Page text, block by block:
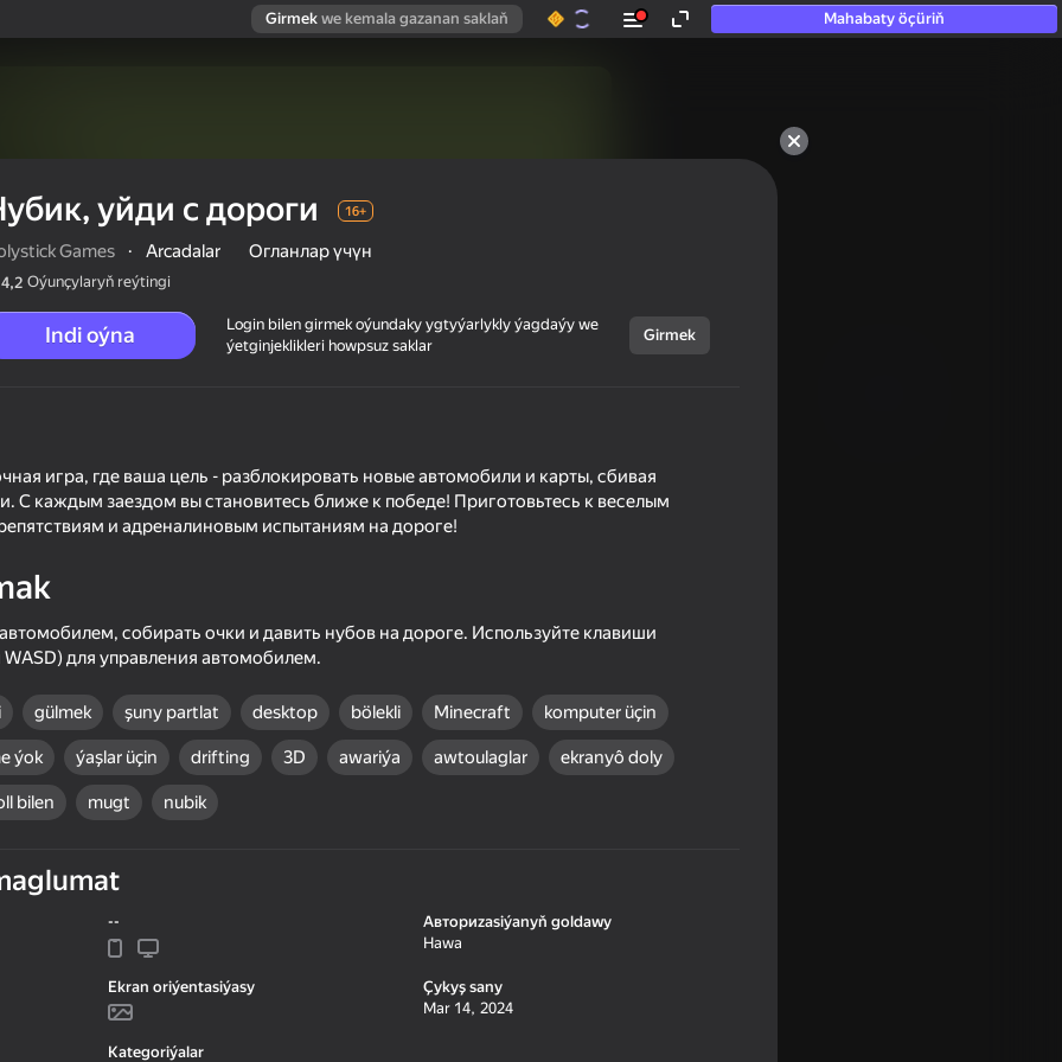
Girmek we kemala gazanan saklaň Mahabaty öçüriň
AutoShop Simulator:
60
уйди с дороги 16+
Games · Arcadalar Огланлар үчүн
4,2 Oýunçylaryň reýtingi
Indi oýna
Login bilen girmek oýundaky ygtyýarlykly ýagdaýy we
ýetginjeklikleri howpsuz saklar
Girmek
игра, где ваша цель - разблокировать новые автомобили и карты, сбивая
С каждым заездом вы становитесь ближе к победе! Приготовьтесь к веселым
и адреналиновым испытаниям на дороге!
собирать очки и давить нубов на дороге. Используйте клавиши
для управления автомобилем.
gülmek şuny partlat desktop bölekli Minecraft komputer üçin
ýok ýaşlar üçin drifting 3D awariýa awtoulaglar ekranyô doly
bilen mugt nubik
--
Авториzasiýanyň goldawy
Hawa
Ekran oriýentasiýasy
Çykyş sany
Mar 14, 2024
Kategoriýalar